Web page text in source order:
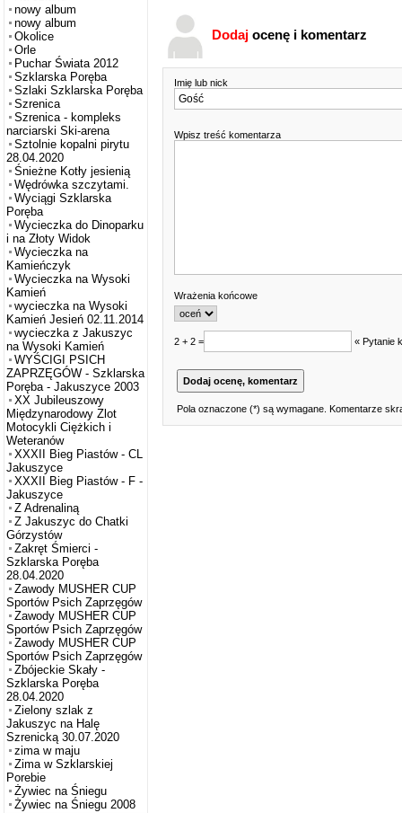
nowy album
nowy album
Okolice
Orle
Puchar Świata 2012
Szklarska Poręba
Szlaki Szklarska Poręba
Szrenica
Szrenica - kompleks
narciarski Ski-arena
Sztolnie kopalni pirytu
28.04.2020
Śnieżne Kotły jesienią
Wędrówka szczytami.
Wyciągi Szklarska
Poręba
Wycieczka do Dinoparku
i na Złoty Widok
Wycieczka na
Kamieńczyk
Wycieczka na Wysoki
Kamień
wycieczka na Wysoki
Kamień Jesień 02.11.2014
wycieczka z Jakuszyc
na Wysoki Kamień
WYŚCIGI PSICH
ZAPRZĘGÓW - Szklarska
Poręba - Jakuszyce 2003
XX Jubileuszowy
Międzynarodowy Zlot
Motocykli Ciężkich i
Weteranów
XXXII Bieg Piastów - CL
Jakuszyce
XXXII Bieg Piastów - F -
Jakuszyce
Z Adrenaliną
Z Jakuszyc do Chatki
Górzystów
Zakręt Śmierci -
Szklarska Poręba
28.04.2020
Zawody MUSHER CUP
Sportów Psich Zaprzęgów
Zawody MUSHER CUP
Sportów Psich Zaprzęgów
Zawody MUSHER CUP
Sportów Psich Zaprzęgów
Zbójeckie Skały -
Szklarska Poręba
28.04.2020
Zielony szlak z
Jakuszyc na Halę
Szrenicką 30.07.2020
zima w maju
Zima w Szklarskiej
Porebie
Żywiec na Śniegu
Żywiec na Śniegu 2008
Dodaj ocenę i komentarz
Imię lub nick
Wpisz treść komentarza
Wrażenia końcowe
2 + 2 = « Pytanie
Pola oznaczone (*) są wymagane. Komentarze